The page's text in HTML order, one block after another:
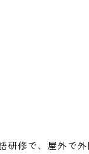
修で、屋外で